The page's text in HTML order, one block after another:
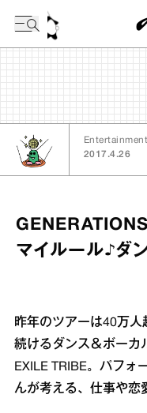
Entertainment
2017.4.26
マイルール♪ダ
昨年のツアーは40万
続けるダンス＆ボーカ
EXILE TRIBE。パフォ
んが考える、仕事や恋